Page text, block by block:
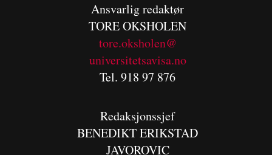
Ansvarlig redaktør
TORE OKSHOLEN
tore.oksholen@
universitetsavisa.no
Tel. 918 97 876
Redaksjonssjef
BENEDIKTERIKSTAD
JAVOROVIC